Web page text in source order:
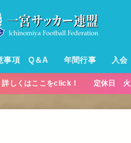
事項 Q＆A 年間行事 入会
しくはここをclick！ 定休日